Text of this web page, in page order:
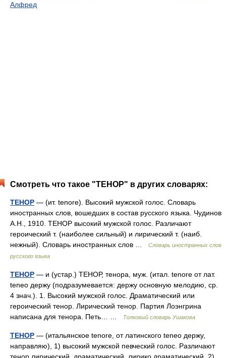
Алфред
Смотреть что такое "ТЕНОР" в других словарях:
ТЕНОР — (ит. tenore). Высокий мужской голос. Словарь
иностранных слов, вошедших в состав русского языка. Чудинов
А.Н., 1910. ТЕНОР высокий мужской голос. Различают
героический т. (наиболее сильный) и лирический т. (наиб.
нежный). Словарь иностранных слов …
Словарь иностранных слов
русского языка
ТЕНОР — и (устар.) ТЕНОР, тенора, муж. (итал. tenore от лат.
teneo держу (подразумевается: держу основную мелодию, ср.
4 знач.). 1. Высокий мужской голос. Драматический или
героический тенор. Лирический тенор. Партия Лоэнгрина
написана для тенора. Петь… …
Толковый словарь Ушакова
ТЕНОР — (итальянское tenore, от латинского teneo держу,
направляю), 1) высокий мужской певческий голос. Различают